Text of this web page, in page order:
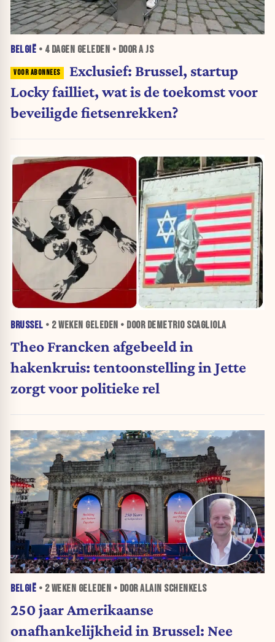
BELGIË • 4 DAGEN GELEDEN • DOOR A JS
Exclusief: Brussel, startup
Locky failliet, wat is de toekomst voor
beveiligde fietsenrekken?
BRUSSEL • 2 WEKEN GELEDEN • DOOR DEMETRIO SCAGLIOLA
Theo Francken afgebeeld in
hakenkruis: tentoonstelling in Jette
zorgt voor politieke rel
BELGIË • 2 WEKEN GELEDEN • DOOR ALAIN SCHENKELS
250 jaar Amerikaanse
onafhankelijkheid in Brussel: Nee